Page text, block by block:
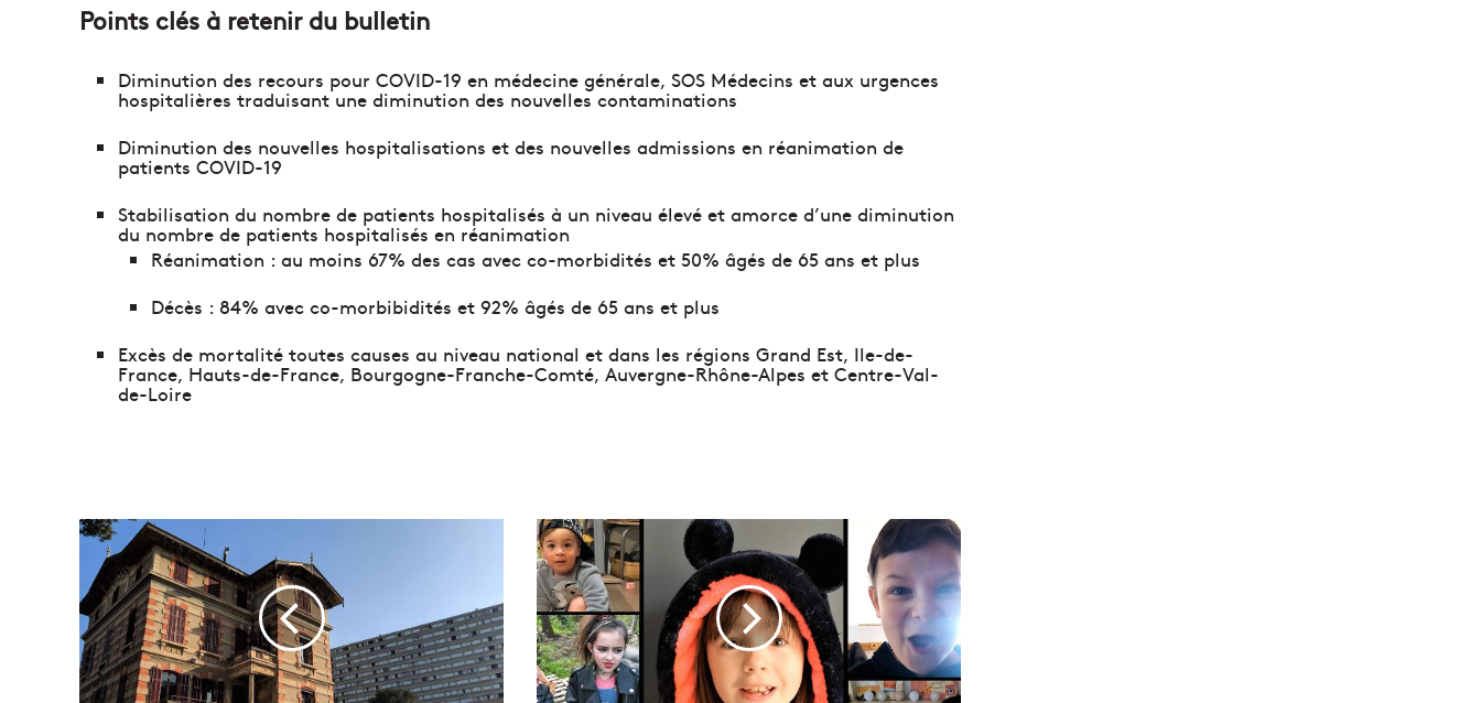
Points clés à retenir du bulletin
Diminution des recours pour COVID-19 en médecine générale, SOS Médecins et aux urgences
hospitalières traduisant une diminution des nouvelles contaminations
Diminution des nouvelles hospitalisations et des nouvelles admissions en réanimation de
patients COVID-19
Stabilisation du nombre de patients hospitalisés à un niveau élevé et amorce d’une diminution
du nombre de patients hospitalisés en réanimation
Réanimation : au moins 67% des cas avec co-morbidités et 50% âgés de 65 ans et plus
Décès : 84% avec co-morbibidités et 92% âgés de 65 ans et plus
Excès de mortalité toutes causes au niveau national et dans les régions Grand Est, Ile-de-
France, Hauts-de-France, Bourgogne-Franche-Comté, Auvergne-Rhône-Alpes et Centre-Val-
de-Loire
U
i
s
p
o
s
D
e
M
a
r
s
e
i